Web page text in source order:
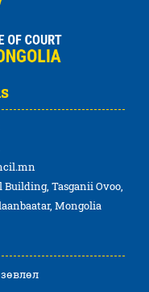
Tasganii Ovoo,
Mongolia